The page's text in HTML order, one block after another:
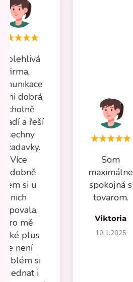
firma,
dobrá,
ochotně
a řeší
všechny
Více
nádobně
jsem si u
nich
pro mě
plus
že není
si
i
Som
maximálne
spokojná s
tovarom.
Viktoria
10.1.2025